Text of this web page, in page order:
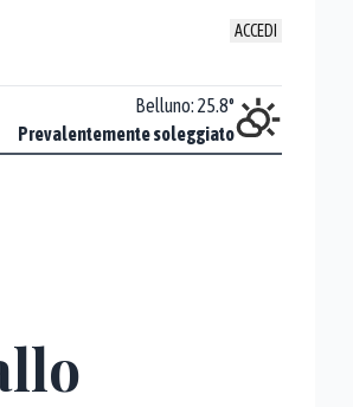
ACCEDI
Belluno: 25.8°
Prevalentemente soleggiato